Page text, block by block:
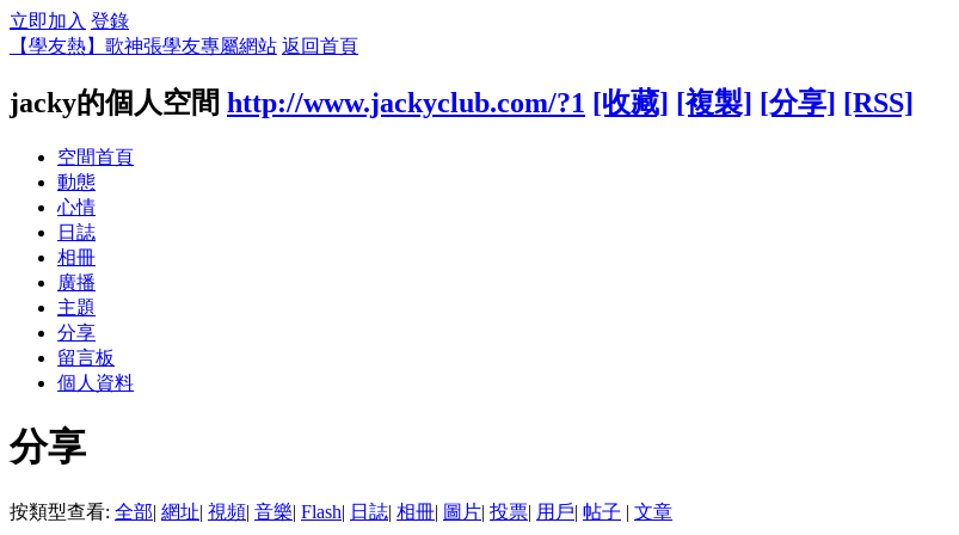
立即加入 登錄
【學友熱】歌神張學友專屬網站 返回首頁
jacky的個人空間 http://www.jackyclub.com/?1 [收藏] [複製] [分享] [RSS]
空間首頁
動態
心情
日誌
相冊
廣播
主題
分享
留言板
個人資料
分享
按類型查看: 全部| 網址| 視頻| 音樂| Flash| 日誌| 相冊| 圖片| 投票| 用戶| 帖子 | 文章